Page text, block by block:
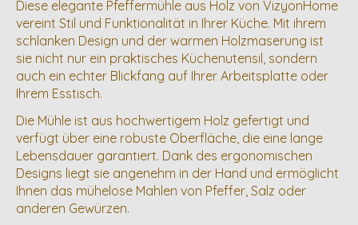
Diese elegante Pfeffermühle aus Holz von VizyonHome
vereint Stil und Funktionalität in Ihrer Küche. Mit ihrem
schlanken Design und der warmen Holzmaserung ist
sie nicht nur ein praktisches Küchenutensil, sondern
auch ein echter Blickfang auf Ihrer Arbeitsplatte oder
Ihrem Esstisch.
Die Mühle ist aus hochwertigem Holz gefertigt und
verfügt über eine robuste Oberfläche, die eine lange
Lebensdauer garantiert. Dank des ergonomischen
Designs liegt sie angenehm in der Hand und ermöglicht
Ihnen das mühelose Mahlen von Pfeffer, Salz oder
anderen Gewürzen.